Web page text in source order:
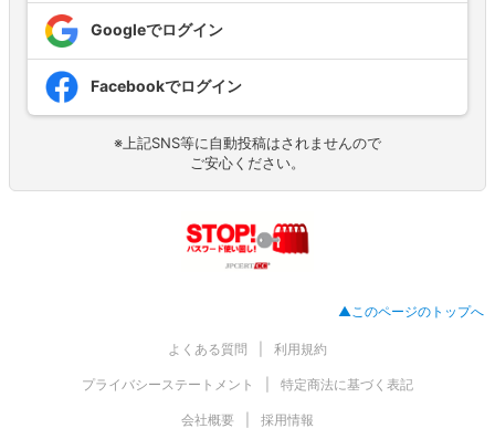
Googleでログイン
Facebookでログイン
※上記SNS等に自動投稿はされませんので
ご安心ください。
▲このページのトップへ
よくある質問 利用規約
プライバシーステートメント 特定商法に基づく表記
会社概要 採用情報